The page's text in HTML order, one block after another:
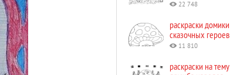
22 748
раскраски домики
сказочных героев
11 810
раскраски на тему